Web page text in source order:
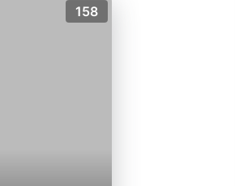
158